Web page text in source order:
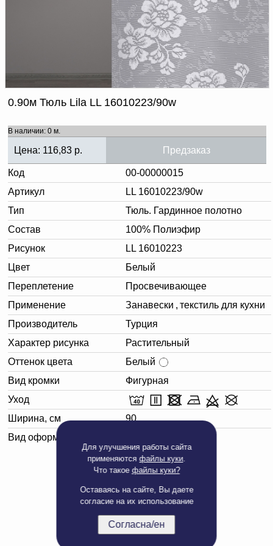
Для улучшения работы сайта
применяютсяфайлы куки.
Что такое файлы куки?
Оставаясь на сайте, Вы даете
согласие на их использование
Согласна/ен
персональными данными
Новости | Статьи
0.90м Тюль Lila LL 16010223/90w
В наличии: 0 м.
Цена: 116,83 р. Предзаказ
Код
00-00000015
Артикул
LL 16010223/90w
Тип
Тюль. Гардинное полотно
Состав
100% Полиэфир
Рисунок
LL 16010223
Цвет
Белый
Переплетение
Просвечивающее
Применение
Занавески , текстиль для кухни
Производитель
Турция
Характер рисунка
Растительный
Оттенок цвета
Белый
Вид кромки
Фигурная
Уход
Ширина, см
90
Вид оформления
Полная версия сайта
Добавить